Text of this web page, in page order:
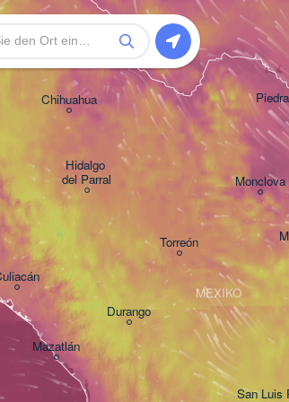
Chihuahua
Durango
Torreón
Monclova
Hidalgo
del Parral
Mazatlán
MEXIKO
San Luis